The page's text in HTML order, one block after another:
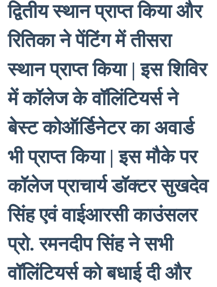
द्वितीय स्थान प्राप्त किया और
रितिका ने पेंटिंग में तीसरा
स्थान प्राप्त किया | इस शिविर
में कॉलेज के वॉलिंटियर्स ने
बेस्ट कोऑर्डिनेटर का अवार्ड
भी प्राप्त किया | इस मौके पर
कॉलेज प्राचार्य डॉक्टर सुखदेव
सिंह एवं वाईआरसी काउंसलर
प्रो. रमनदीप सिंह ने सभी
वॉलिंटियर्स को बधाई दी और